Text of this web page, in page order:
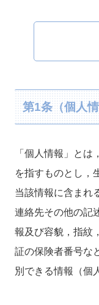
第1条（個人情
「個人情報」とは
を指すものとし，
当該情報に含まれ
連絡先その他の記
報及び容貌，指紋
証の保険者番号な
別できる情報（個